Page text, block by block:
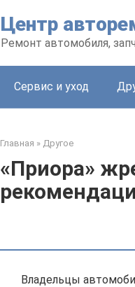
Центр
Ремонт автомобиля,
Сервис и уход
Главная » Другое
«Приора»
Владельцы